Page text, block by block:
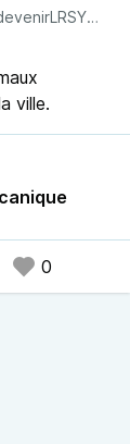
@10raisonsdevenirLRSY@pod.urban-radio.com
ville.
0